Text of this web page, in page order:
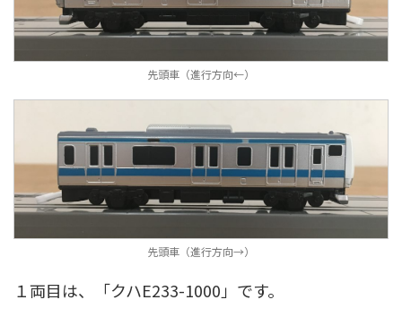
先頭車（進行方向←）
先頭車（進行方向→）
１両目は、「クハE233-1000」です。